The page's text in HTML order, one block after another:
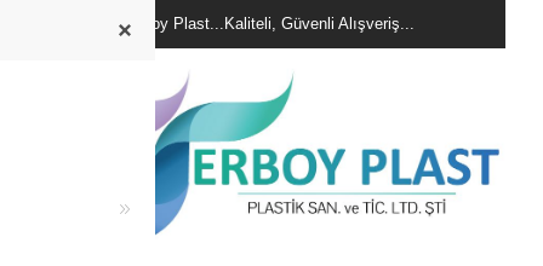
Erboy Plast...Kaliteli, Güvenli Alışveriş...